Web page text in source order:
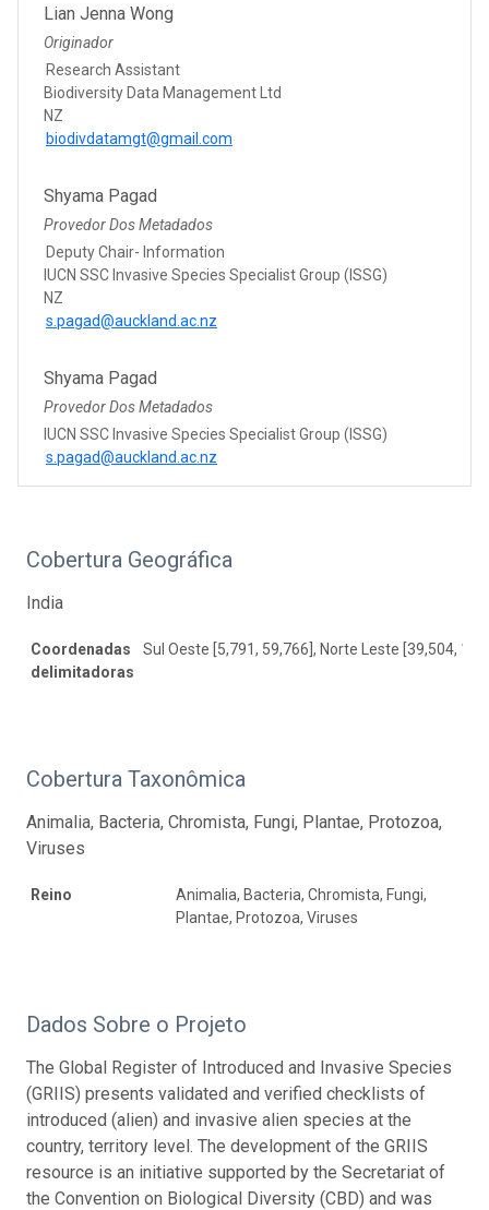
Lian Jenna Wong
Originador
Research Assistant
Biodiversity Data Management Ltd
NZ
biodivdatamgt@gmail.com
Shyama Pagad
Provedor Dos Metadados
Deputy Chair- Information
IUCN SSC Invasive Species Specialist Group (ISSG)
NZ
s.pagad@auckland.ac.nz
Shyama Pagad
Provedor Dos Metadados
IUCN SSC Invasive Species Specialist Group (ISSG)
s.pagad@auckland.ac.nz
Cobertura Geográfica
India
Coordenadas
delimitadoras
Sul Oeste [5,791, 59,766], Norte Leste [39,504,
Cobertura Taxonômica
Animalia, Bacteria, Chromista, Fungi, Plantae, Protozoa,
Viruses
Reino
Animalia, Bacteria, Chromista, Fungi,
Plantae, Protozoa, Viruses
Dados Sobre o Projeto
The Global Register of Introduced and Invasive Species
(GRIIS) presents validated and verified checklists of
introduced (alien) and invasive alien species at the
country, territory level. The development of the GRIIS
resource is an initiative supported by the Secretariat of
the Convention on Biological Diversity (CBD) and was